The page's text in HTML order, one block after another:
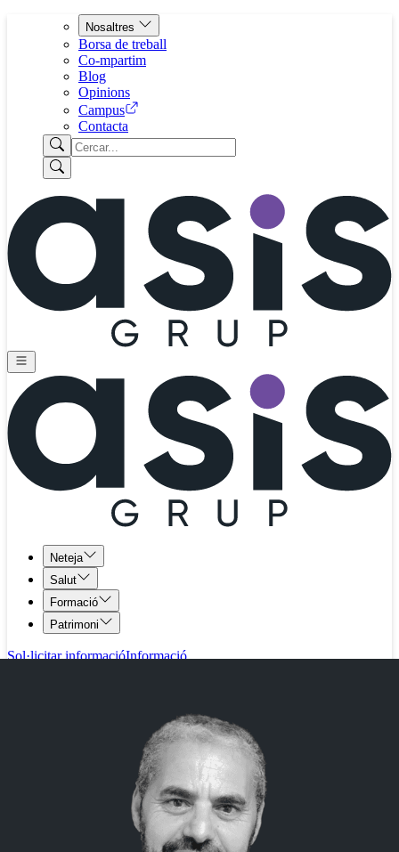
Nosaltres
Borsa de treball
Co-mpartim
Blog
Opinions
Campus
Contacta
Neteja
Salut
Formació
Patrimoni
Sol·licitar informacióInformació
Abdellah Souliah